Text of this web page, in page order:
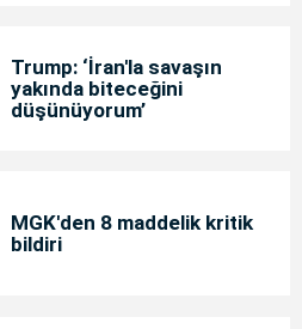
Trump: ‘İran'la savaşın
yakında biteceğini
düşünüyorum’
MGK'den 8 maddelik kritik
bildiri